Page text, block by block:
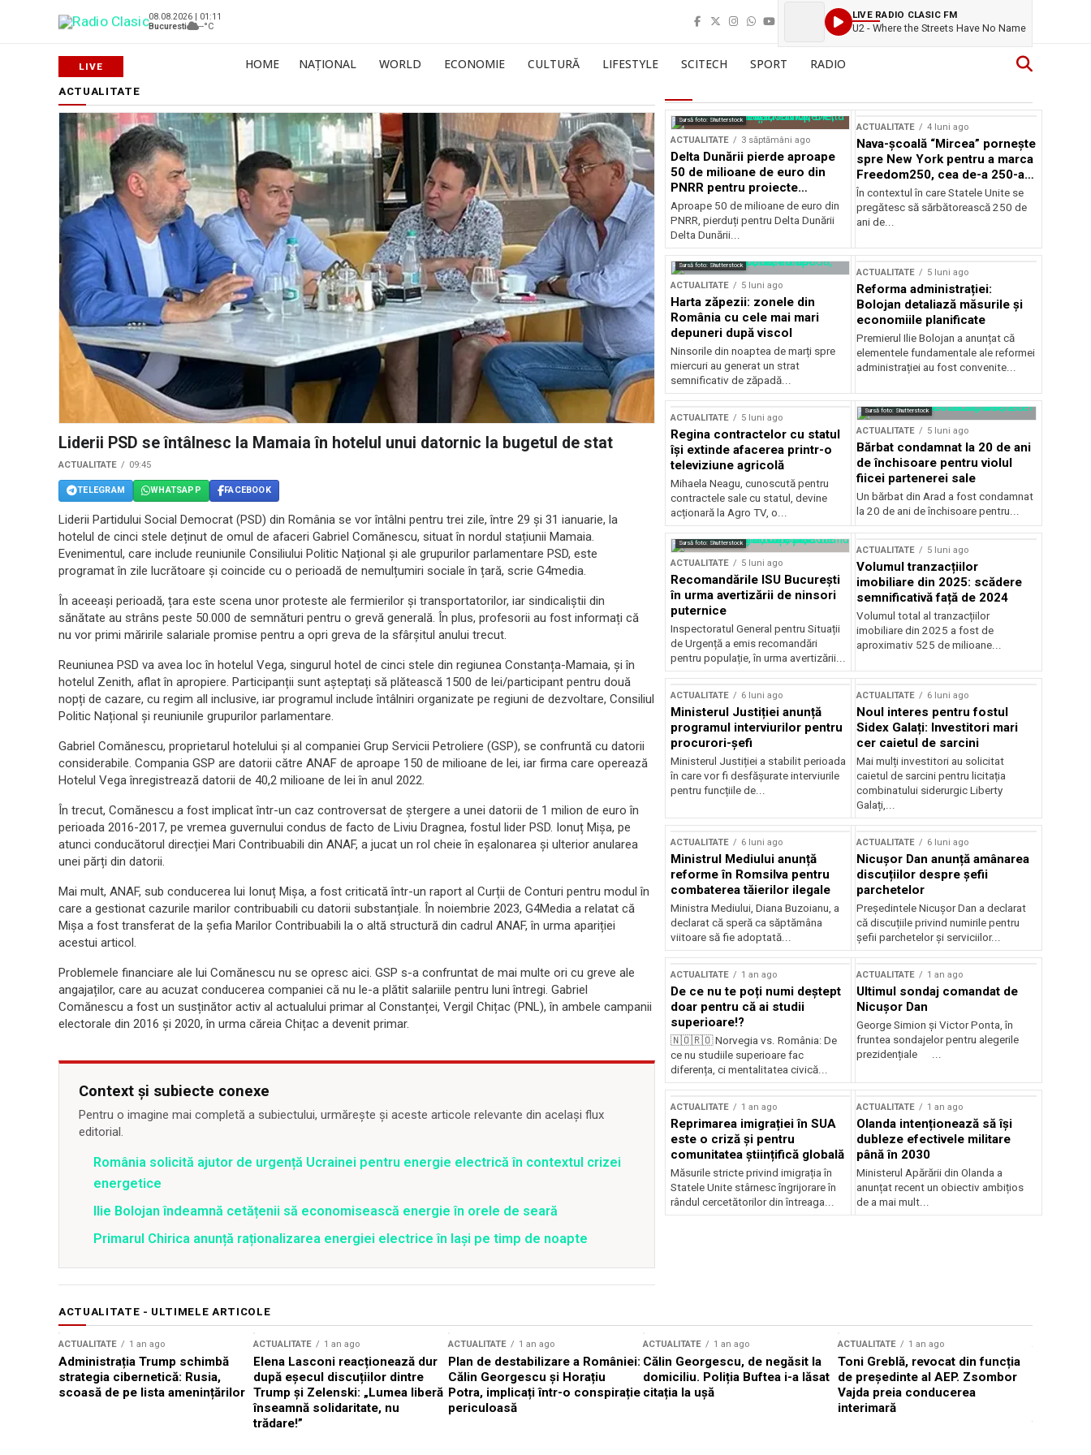
08.08.2026 | 01:11
Bucuresti
--°C
LIVE RADIO CLASIC FM
U2 - Where the Streets Have No Name
HOME NAȚIONAL WORLD ECONOMIE CULTURĂ LIFESTYLE SCITECH SPORT RADIO
ACTUALITATE
Liderii PSD se întâlnesc la Mamaia în hotelul unui datornic la bugetul de stat
ACTUALITATE 09:45
TELEGRAM WHATSAPP FACEBOOK
Liderii Partidului Social Democrat (PSD) din România se vor întâlni pentru trei zile, între 29 și 31 ianuarie, la
hotelul de cinci stele deținut de omul de afaceri Gabriel Comănescu, situat în nordul stațiunii Mamaia.
Evenimentul, care include reuniunile Consiliului Politic Național și ale grupurilor parlamentare PSD, este
programat în zile lucrătoare și coincide cu o perioadă de nemulțumiri sociale în țară, scrie G4media.
În aceeași perioadă, țara este scena unor proteste ale fermierilor și transportatorilor, iar sindicaliștii din
sănătate au strâns peste 50.000 de semnături pentru o grevă generală. În plus, profesorii au fost informați că
nu vor primi măririle salariale promise pentru a opri greva de la sfârșitul anului trecut.
Reuniunea PSD va avea loc în hotelul Vega, singurul hotel de cinci stele din regiunea Constanța-Mamaia, și în
hotelul Zenith, aflat în apropiere. Participanții sunt așteptați să plătească 1500 de lei/participant pentru două
nopți de cazare, cu regim all inclusive, iar programul include întâlniri organizate pe regiuni de dezvoltare, Consiliul
Politic Național și reuniunile grupurilor parlamentare.
Gabriel Comănescu, proprietarul hotelului și al companiei Grup Servicii Petroliere (GSP), se confruntă cu datorii
considerabile. Compania GSP are datorii către ANAF de aproape 150 de milioane de lei, iar firma care operează
Hotelul Vega înregistrează datorii de 40,2 milioane de lei în anul 2022.
În trecut, Comănescu a fost implicat într-un caz controversat de ștergere a unei datorii de 1 milion de euro în
perioada 2016-2017, pe vremea guvernului condus de facto de Liviu Dragnea, fostul lider PSD. Ionuț Mișa, pe
atunci conducătorul direcției Mari Contribuabili din ANAF, a jucat un rol cheie în eșalonarea și ulterior anularea
unei părți din datorii.
Mai mult, ANAF, sub conducerea lui Ionuț Mișa, a fost criticată într-un raport al Curții de Conturi pentru modul în
care a gestionat cazurile marilor contribuabili cu datorii substanțiale. În noiembrie 2023, G4Media a relatat că
Mișa a fost transferat de la șefia Marilor Contribuabili la o altă structură din cadrul ANAF, în urma apariției
acestui articol.
Problemele financiare ale lui Comănescu nu se opresc aici. GSP s-a confruntat de mai multe ori cu greve ale
angajaților, care au acuzat conducerea companiei că nu le-a plătit salariile pentru luni întregi. Gabriel
Comănescu a fost un susținător activ al actualului primar al Constanței, Vergil Chițac (PNL), în ambele campanii
electorale din 2016 și 2020, în urma căreia Chițac a devenit primar.
Context și subiecte conexe
Pentru o imagine mai completă a subiectului, urmărește și aceste articole relevante din același flux
editorial.
România solicită ajutor de urgență Ucrainei pentru energie electrică în contextul crizei
energetice
Ilie Bolojan îndeamnă cetățenii să economisească energie în orele de seară
Primarul Chirica anunță raționalizarea energiei electrice în Iași pe timp de noapte
Sursă foto: Shutterstock
ACTUALITATE 3 săptămâni ago
Delta Dunării pierde aproape
50 de milioane de euro din
PNRR pentru proiecte
esențiale
Aproape 50 de milioane de euro din
PNRR, pierduți pentru Delta Dunării
Delta Dunării...
ACTUALITATE 4 luni ago
Nava-școală “Mircea” pornește
spre New York pentru a marca
Freedom250, cea de-a 250-a
aniversare a Statelor Unite
În contextul în care Statele Unite se
pregătesc să sărbătorească 250 de
ani de...
Sursă foto: Shutterstock
ACTUALITATE 5 luni ago
Harta zăpezii: zonele din
România cu cele mai mari
depuneri după viscol
Ninsorile din noaptea de marți spre
miercuri au generat un strat
semnificativ de zăpadă...
ACTUALITATE 5 luni ago
Reforma administrației:
Bolojan detaliază măsurile și
economiile planificate
Premierul Ilie Bolojan a anunțat că
elementele fundamentale ale reformei
administrației au fost convenite...
ACTUALITATE 5 luni ago
Regina contractelor cu statul
își extinde afacerea printr-o
televiziune agricolă
Mihaela Neagu, cunoscută pentru
contractele sale cu statul, devine
acționară la Agro TV, o...
Sursă foto: Shutterstock
ACTUALITATE 5 luni ago
Bărbat condamnat la 20 de ani
de închisoare pentru violul
fiicei partenerei sale
Un bărbat din Arad a fost condamnat
la 20 de ani de închisoare pentru...
Sursă foto: Shutterstock
ACTUALITATE 5 luni ago
Recomandările ISU București
în urma avertizării de ninsori
puternice
Inspectoratul General pentru Situații
de Urgență a emis recomandări
pentru populație, în urma avertizării...
ACTUALITATE 5 luni ago
Volumul tranzacțiilor
imobiliare din 2025: scădere
semnificativă față de 2024
Volumul total al tranzacțiilor
imobiliare din 2025 a fost de
aproximativ 525 de milioane...
ACTUALITATE 6 luni ago
Ministerul Justiției anunță
programul interviurilor pentru
procurori-șefi
Ministerul Justiției a stabilit perioada
în care vor fi desfășurate interviurile
pentru funcțiile de...
ACTUALITATE 6 luni ago
Noul interes pentru fostul
Sidex Galați: Investitori mari
cer caietul de sarcini
Mai mulți investitori au solicitat
caietul de sarcini pentru licitația
combinatului siderurgic Liberty
Galați,...
ACTUALITATE 6 luni ago
Ministrul Mediului anunță
reforme în Romsilva pentru
combaterea tăierilor ilegale
Ministra Mediului, Diana Buzoianu, a
declarat că speră ca săptămâna
viitoare să fie adoptată...
ACTUALITATE 6 luni ago
Nicușor Dan anunță amânarea
discuțiilor despre șefii
parchetelor
Președintele Nicușor Dan a declarat
că discuțiile privind numirile pentru
șefii parchetelor și serviciilor...
ACTUALITATE 1 an ago
De ce nu te poți numi deștept
doar pentru că ai studii
superioare!?
🇳🇴🇷🇴 Norvegia vs. România: De
ce nu studiile superioare fac
diferența, ci mentalitatea civică...
ACTUALITATE 1 an ago
Ultimul sondaj comandat de
Nicușor Dan
George Simion și Victor Ponta, în
fruntea sondajelor pentru alegerile
prezidențiale ...
ACTUALITATE 1 an ago
Reprimarea imigrației în SUA
este o criză și pentru
comunitatea științifică globală
Măsurile stricte privind imigrația în
Statele Unite stârnesc îngrijorare în
rândul cercetătorilor din întreaga...
ACTUALITATE 1 an ago
Olanda intenționează să își
dubleze efectivele militare
până în 2030
Ministerul Apărării din Olanda a
anunțat recent un obiectiv ambițios
de a mai mult...
ACTUALITATE - ULTIMELE ARTICOLE
ACTUALITATE 1 an ago
Administrația Trump schimbă
strategia cibernetică: Rusia,
scoasă de pe lista amenințărilor
ACTUALITATE 1 an ago
Elena Lasconi reacționează dur
după eșecul discuțiilor dintre
Trump și Zelenski: „Lumea liberă
înseamnă solidaritate, nu
trădare!”
ACTUALITATE 1 an ago
Plan de destabilizare a României:
Călin Georgescu și Horațiu
Potra, implicați într-o conspirație
periculoasă
ACTUALITATE 1 an ago
Călin Georgescu, de negăsit la
domiciliu. Poliția Buftea i-a lăsat
citația la ușă
ACTUALITATE 1 an ago
Toni Greblă, revocat din funcția
de președinte al AEP. Zsombor
Vajda preia conducerea
interimară